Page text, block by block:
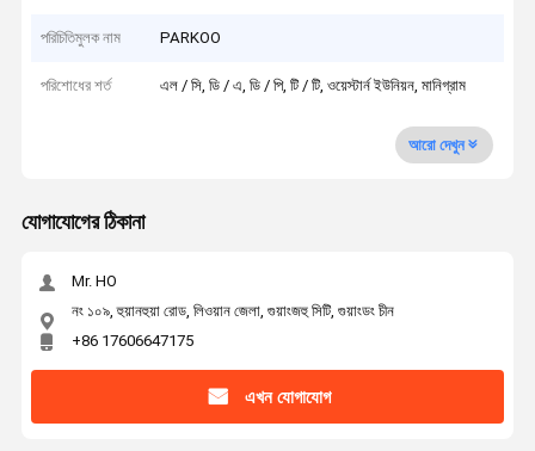
পরিচিতিমুলক নাম PARKOO
পরিশোধের শর্ত এল / সি, ডি / এ, ডি / পি, টি / টি, ওয়েস্টার্ন ইউনিয়ন, মানিগ্রাম
আরো দেখুন
যোগাযোগের ঠিকানা
Mr. HO
নং ১০৯, হুয়ানহুয়া রোড, লিওয়ান জেলা, গুয়াংজহু সিটি, গুয়াংডং চীন
+86 17606647175
এখন যোগাযোগ